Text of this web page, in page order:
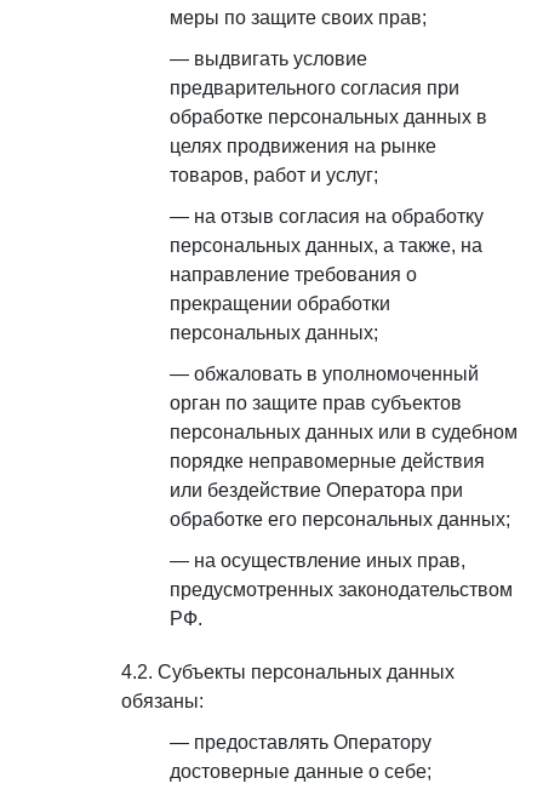
меры по защите своих прав;
выдвигать условие
предварительного согласия при
обработке персональных данных в
целях продвижения на рынке
товаров, работ и услуг;
на отзыв согласия на обработку
персональных данных, а также, на
направление требования о
прекращении обработки
персональных данных;
обжаловать в уполномоченный
орган по защите прав субъектов
персональных данных или в судебном
порядке неправомерные действия
или бездействие Оператора при
обработке его персональных данных;
на осуществление иных прав,
предусмотренных законодательством
РФ.
Субъекты персональных данных
обязаны:
предоставлять Оператору
достоверные данные о себе;